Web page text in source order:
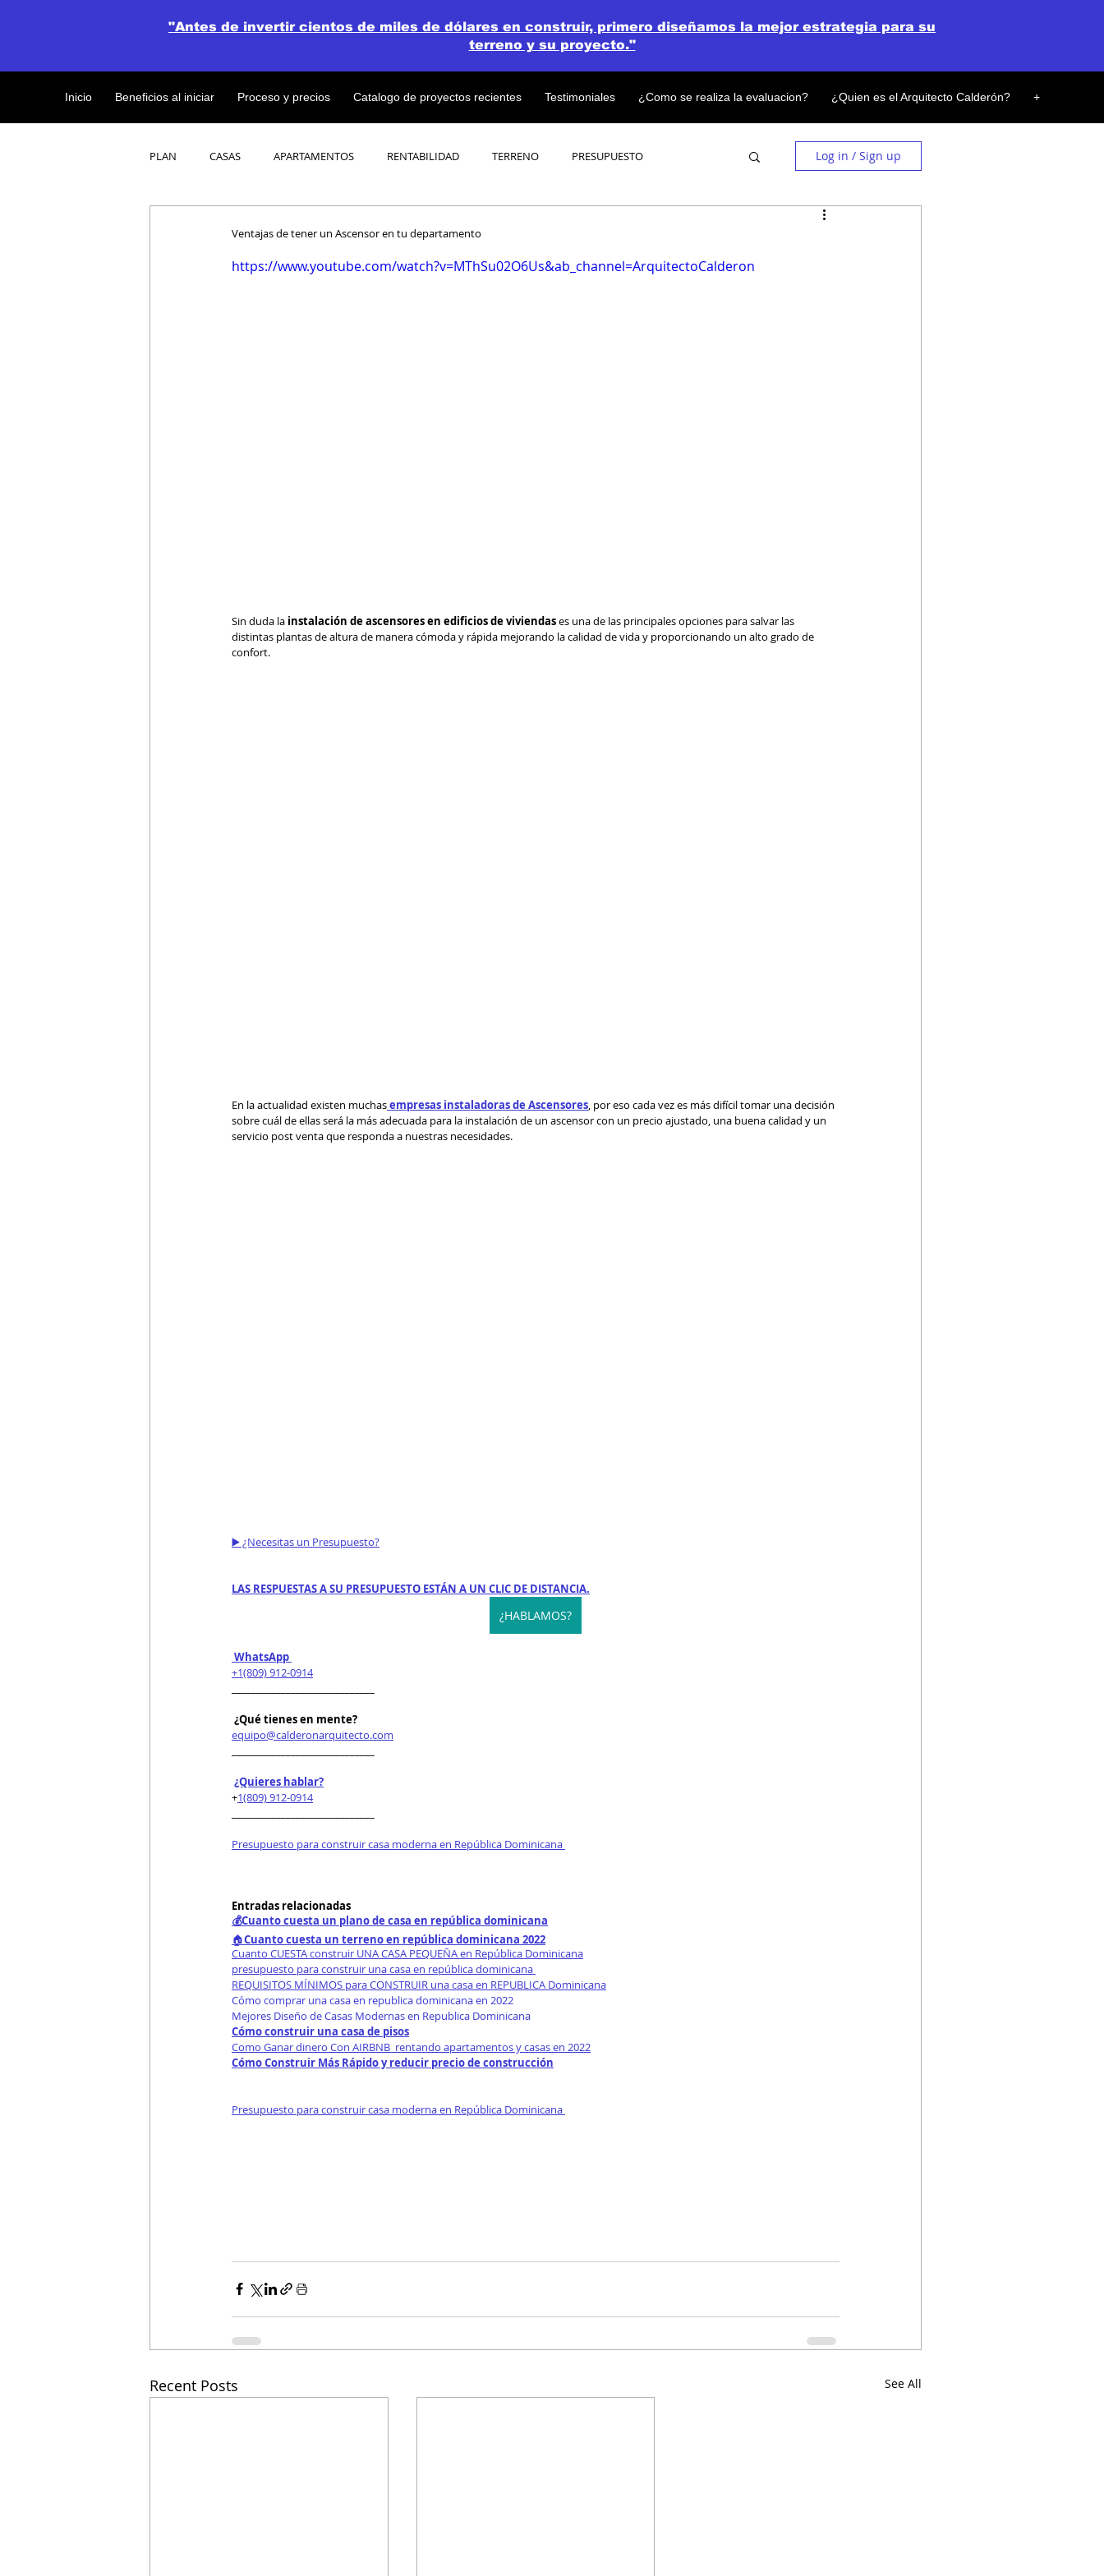
Inicio Beneficios al iniciar Proceso y precios Catalogo de proyectos recientes Testimoniales ¿Como se realiza la evaluacion? ¿Quien es el Arquitecto Calderón? +
"Antes de invertir cientos de miles de dólares en construir, primero diseñamos la mejor estrategia para su
terreno y su proyecto."
PLAN CASAS APARTAMENTOS RENTABILIDAD TERRENO PRESUPUESTO Log in / Sign up
Ventajas de tener un Ascensor en tu departamento
https://www.youtube.com/watch?v=MThSu02O6Us&ab_channel=ArquitectoCalderon
Sin duda la instalación de ascensores en edificios de viviendas es una de las principales opciones para salvar las
distintas plantas de altura de manera cómoda y rápida mejorando la calidad de vida y proporcionando un alto grado de
confort.
En la actualidad existen muchasempresas instaladoras de Ascensores, por eso cada vez es más difícil tomar una decisión
sobre cuál de ellas será la más adecuada para la instalación de un ascensor con un precio ajustado, una buena calidad y un
servicio post venta que responda a nuestras necesidades.
▶️ ¿Necesitas un Presupuesto?
LAS RESPUESTAS A SU PRESUPUESTO ESTÁN A UN CLIC DE DISTANCIA.
¿HABLAMOS?
WhatsApp
+1(809) 912-0914
¿Qué tienes en mente?
equipo@calderonarquitecto.com
¿Quieres hablar?
+1(809) 912-0914
Presupuesto para construir casa moderna en República Dominicana
Entradas relacionadas
💰Cuanto cuesta un plano de casa en república dominicana
🏠Cuanto cuesta un terreno en república dominicana 2022
Cuanto CUESTA construir UNA CASA PEQUEÑA en República Dominicana
presupuesto para construir una casa en república dominicana
REQUISITOS MÍNIMOS para CONSTRUIR una casa en REPUBLICA Dominicana
Cómo comprar una casa en republica dominicana en 2022
Mejores Diseño de Casas Modernas en Republica Dominicana
Cómo construir una casa de pisos
Como Ganar dinero Con AIRBNB  rentando apartamentos y casas en 2022
Cómo Construir Más Rápido y reducir precio de construcción
Presupuesto para construir casa moderna en República Dominicana
Recent Posts See All